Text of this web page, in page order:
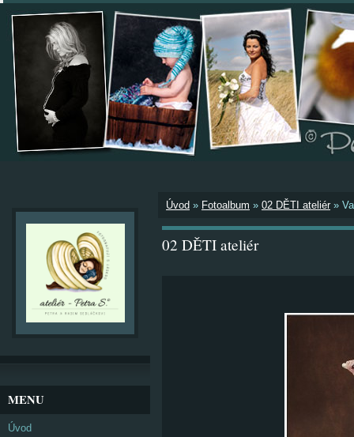
Úvod » Fotoalbum » 02 DĚTI ateliér »
02 DĚTI ateliér
MENU
Úvod